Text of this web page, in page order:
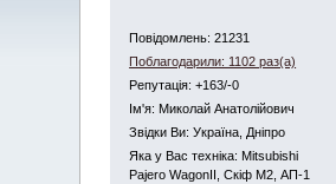
Повідомлень: 21231
Поблагодарили: 1102 раз(а)
Репутація: +163/-0
Iм'я: Миколай Анатолійович
Звідки Ви: Україна, Дніпро
Яка у Вас техніка: Mitsubishi
Pajero WagonII, Скіф М2, АП-1